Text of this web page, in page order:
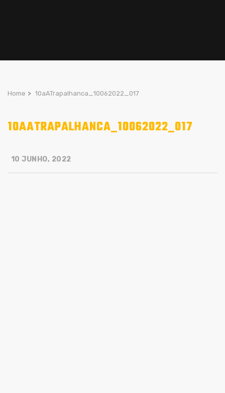
Home > 10aATrapalhanca_10062022_017
10AATRAPALHANCA_10062022_017
10 JUNHO, 2022